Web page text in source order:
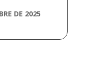
DE 2025